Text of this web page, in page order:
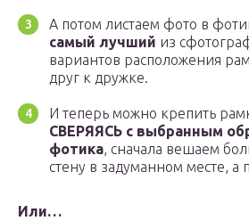
А потом листаем фото в
самый лучший из
вариантов расположения
друг к дружке.
И теперь можно крепить
СВЕРЯЯСЬ с выбранным
фотика, сначала вешаем
стену в задуманном месте, а
Или…